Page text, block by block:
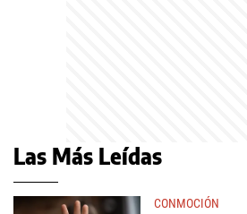
Las Más Leídas
CONMOCIÓN